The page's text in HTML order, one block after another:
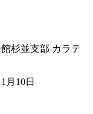
杉並支部 カラテ
月10日